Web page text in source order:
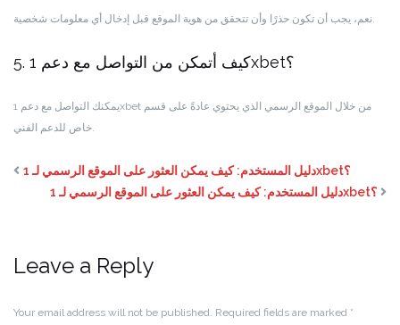
نعم، يجب أن تكون حذرًا وأن تتحقق من هوية الموقع قبل إدخال أي معلومات شخصية.
5. كيف أتمكن من التواصل مع دعم 1xbet؟
يمكنك التواصل مع دعم 1xbet من خلال الموقع الرسمي الذي يحتوي عادةً على قسم
خاص للدعم الفني.
دليل المستخدم: كيف يمكن العثور على الموقع الرسمي لـ 1xbet؟
دليل المستخدم: كيف يمكن العثور على الموقع الرسمي لـ 1xbet؟
Leave a Reply
Your email address will not be published. Required fields are marked *